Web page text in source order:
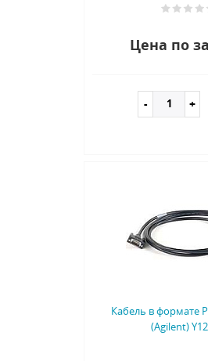
Цена по
Кабель в формате
(Agilent)